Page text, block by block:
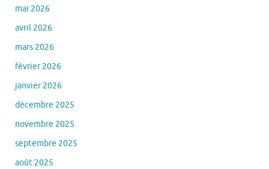
mai 2026
avril 2026
mars 2026
février 2026
janvier 2026
décembre 2025
novembre 2025
septembre 2025
août 2025